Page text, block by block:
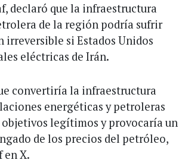
declaró que la infraestructura
de la región podría sufrir
irreversible si Estados Unidos
eléctricas de Irán.
convertiría la infraestructura
energéticas y petroleras
legítimos y provocaría un
de los precios del petróleo,
en X.